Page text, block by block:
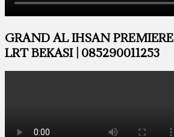
GRAND AL IHSAN
LRT BEKASI | 085290011253